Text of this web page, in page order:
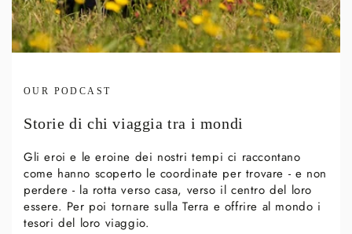
OUR PODCAST
Storie di chi viaggia tra i mondi
Gli eroi e le eroine dei nostri tempi ci raccontano
come hanno scoperto le coordinate per trovare - e non
perdere - la rotta verso casa, verso il centro del loro
essere. Per poi tornare sulla Terra e offrire al mondo i
tesori del loro viaggio.